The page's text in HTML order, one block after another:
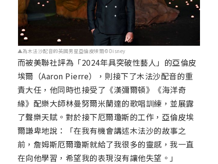
▲為木法沙配音的英國男星亞倫皮埃爾©Disney
而被美聯社評為「2024年具突破性藝人」的亞倫皮
埃爾（Aaron Pierre），則接下了木法沙配音的重
責大任，他同時也接受了《漢彌爾頓》《海洋奇
緣》配樂大師林曼努爾米蘭達的歌唱訓練，並展露
了聲樂天賦。對於接下厄爾瓊斯的工作，亞倫皮埃
爾謙卑地說：「在我有機會講述木法沙的故事之
前，詹姆斯厄爾瓊斯就給了我很多的靈感，我一直
在向他學習，希望我的表現沒有讓他失望。」